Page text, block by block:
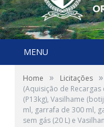
MENU
Home » Licitações »
(Aquisição de
(P13kg), Vasilhame
ml, garrafa de 300 ml,
sem gás (20 L) e